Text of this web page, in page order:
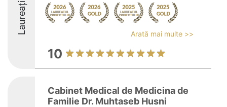
Laureați Arată mai multe >>
10
Cabinet Medical de Medicina de
Familie Dr. Muhtaseb Husni